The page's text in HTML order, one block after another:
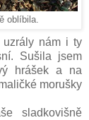
oblíbila.
uzrály nám i ty
Sušila jsem
hrášek a na
morušky
sladkovišně